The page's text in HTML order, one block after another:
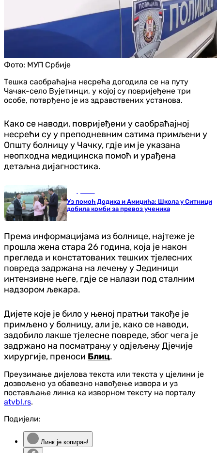
Фото: МУП Србије
Тешка саобраћајна несрећа догодила се на путу
Чачак-село Вујетинци, у којој су повријеђене три
особе, потврђено је из здравствених установа.
Како се наводи, повријеђени у саобраћајној
несрећи су у преподневним сатима примљени у
Општу болницу у Чачку, гдје им је указана
неопходна медицинска помоћ и урађена
детаљна дијагностика.
Уз помоћ Додика и Амиџића: Школа у Ситници
добила комби за превоз ученика
Према информацијама из болнице, најтеже је
прошла жена стара 26 година, која је након
прегледа и констатованих тешких тјелесних
повреда задржана на лечењу у Јединици
интензивне његе, гдје се налази под сталним
надзором љекара.
Дијете које је било у њеној пратњи такође је
примљено у болницу, али је, како се наводи,
задобило лакше тјелесне повреде, због чега је
задржано на посматрању у одјељењу Дјечије
хирургије, преноси Блиц.
Преузимање дијелова текста или текста у цјелини је
дозвољено уз обавезно навођење извора и уз
постављање линка ка изворном тексту на порталу
atvbl.rs.
Подијели:
Линк је копиран!